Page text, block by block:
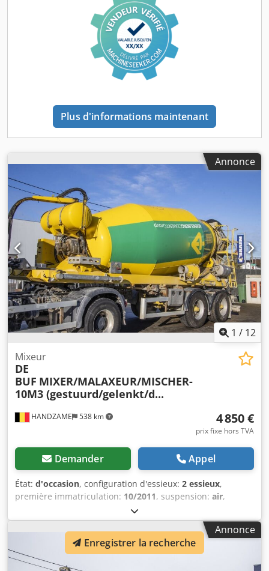
Plus d'informations maintenant
Annonce
1 / 12
HANDZAME 538 km
Mixeur
DE
BUF MIXER/MALAXEUR/MISCHER-
10M3 (gestuurd/gelenkt/d...
4 850 €
prix fixe hors TVA
Demander Appel
État: d'occasion, configuration d'essieux: 2 essieux,
première immatriculation: 10/2011, suspension: air,
425/65r22.5
mm, Année de construction:2011, Matériau utilisable :
béton Dimension des pneus : 425/65r22.5 Suspension :
suspension pneumatique Essieu arrière 1 : directionnel
Transmission : roues Poids à vide : 8 720 kg Charge utile :
Annonce
Enregistrer la recherche